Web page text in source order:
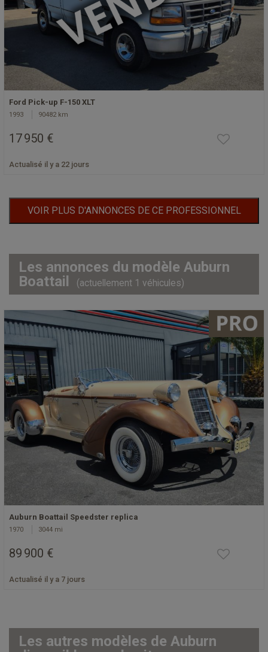
Ford Pick-up F-150 XLT
1993 90482 km
17 950 €
Actualisé il y a 22 jours
VOIR PLUS D'ANNONCES DE CE PROFESSIONNEL
Les annonces du modèle Auburn
Boattail
(actuellement 1 véhicules)
Auburn Boattail Speedster replica
1970 3044 mi
89 900 €
Actualisé il y a 7 jours
Les autres modèles de Auburn